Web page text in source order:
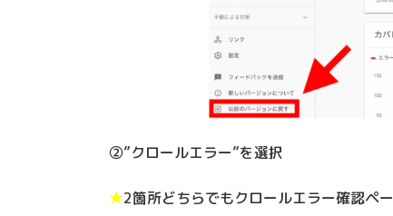
②”クロールエラー”を選択
★2箇所どちらでもクロールエラー確認ペー